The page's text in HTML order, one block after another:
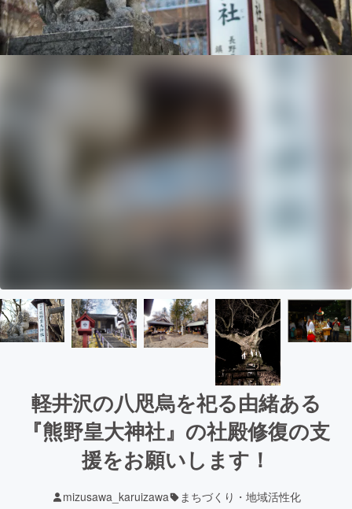
軽井沢の八咫烏を祀る由緒ある
『熊野皇大神社』の社殿修復の支
援をお願いします！
mizusawa_karuizawa まちづくり・地域活性化